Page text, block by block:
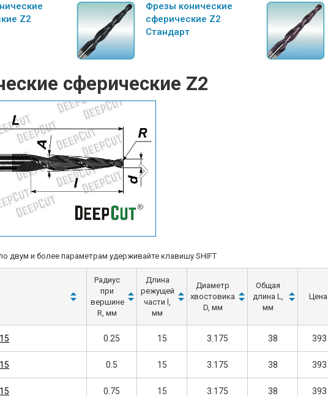
Z2
Фрезы конические
сферические Z2
Стандарт
сферические Z2
двум и более параметрам удерживайте клавишу SHIFT
Радиус
при
вершине
R, мм
Длина
режущей
части l,
мм
Диаметр
хвостовика
D, мм
Общая
длина L,
мм
Цена
0.25 15 3.175 38 393
0.5 15 3.175 38 393
0.75 15 3.175 38 393